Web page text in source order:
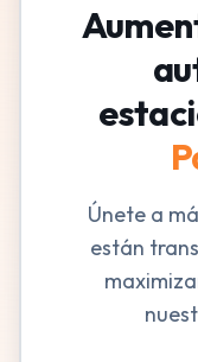
Únete a
están